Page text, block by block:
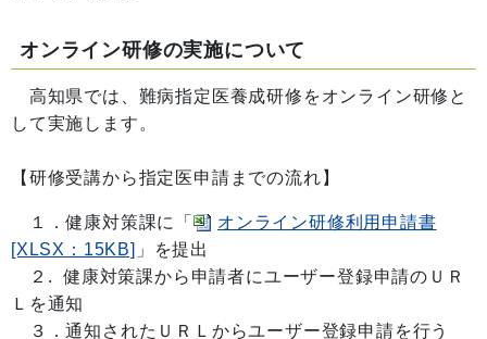
オンライン研修の実施について
高知県では、難病指定医養成研修をオンライン研修と
して実施します。
【研修受講から指定医申請までの流れ】
１．健康対策課に「
オンライン研修利用申請書
[XLSX：15KB] 」を提出
２. 健康対策課から申請者にユーザー登録申請のＵＲ
Ｌを通知
３．通知されたＵＲＬからユーザー登録申請を行う